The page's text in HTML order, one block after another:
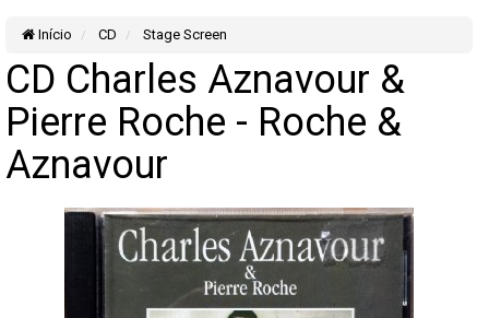
Início CD Stage Screen
CD Charles Aznavour &
Pierre Roche - Roche &
Aznavour